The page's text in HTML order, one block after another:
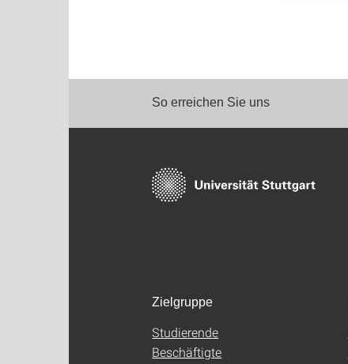
So erreichen Sie uns
Zielgruppe
Studierende
Beschäftigte